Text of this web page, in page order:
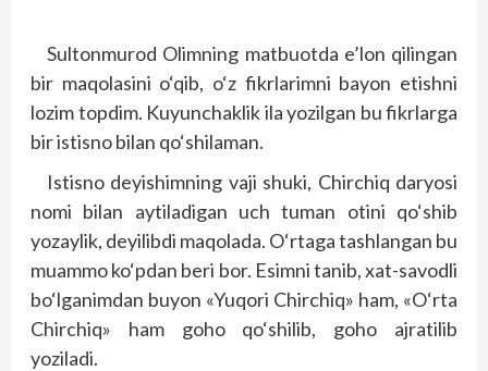
Sultonmurod Olimning matbuotda e’lon qilingan
bir maqolasini o‘qib, o‘z fikrlarimni bayon etishni
lozim topdim. Kuyunchaklik ila yozilgan bu fikrlarga
bir istisno bilan qo‘shilaman.
Istisno deyishimning vaji shuki, Chirchiq daryosi
nomi bilan aytiladigan uch tuman otini qo‘shib
yozaylik, deyilibdi maqolada. O‘rtaga tashlangan bu
muammo ko‘pdan beri bor. Esimni tanib, xat-savodli
bo‘lganimdan buyon «Yuqori Chirchiq» ham, «O‘rta
Chirchiq» ham goho qo‘shilib, goho ajratilib
yoziladi.